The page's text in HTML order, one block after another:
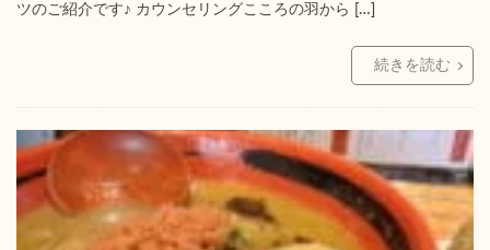
ツのご紹介です♪ カウンセリングこころの羽から […]
続きを読む